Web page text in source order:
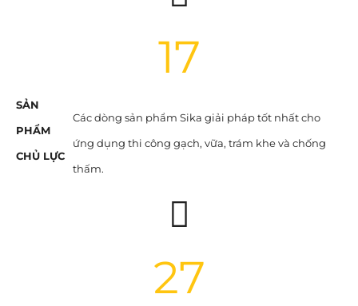
SẢN
PHẨM
CHỦ LỰC
Các dòng sản phẩm Sika giải pháp tốt nhất cho
ứng dụng thi công gạch, vữa, trám khe và chống
thấm.
17
27